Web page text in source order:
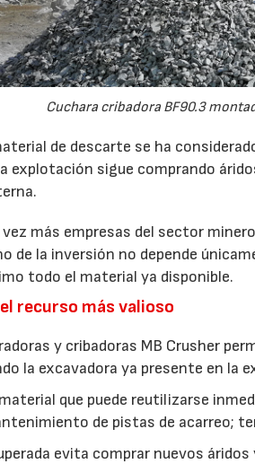
Cuchara cribadora BF90.3
de descarte se ha
explotación sigue comprando
vez más empresas del sector
de la inversión no depende
todo el material ya disponible.
recurso más valioso
y cribadoras MB Crusher
la excavadora ya presente en la
que puede reutilizarse
de pistas de acarreo;
evita comprar nuevos